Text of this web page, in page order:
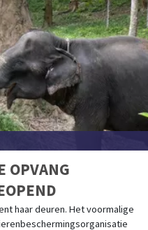
OPVANG
haar deuren. Het voormalige